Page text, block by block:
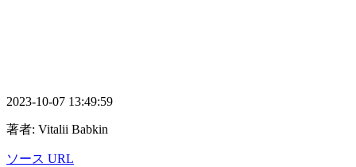
2023-10-07 13:49:59
著者: Vitalii Babkin
ソース URL